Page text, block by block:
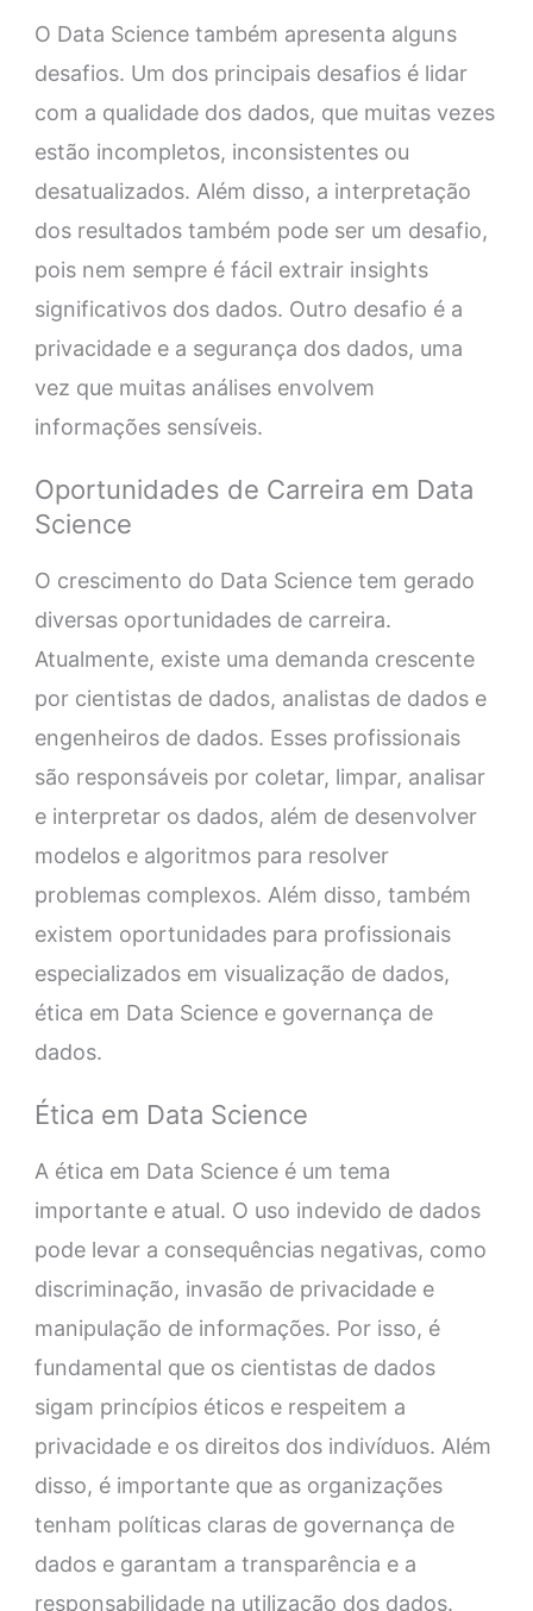
O Data Science também apresenta alguns
desafios. Um dos principais desafios é lidar
com a qualidade dos dados, que muitas vezes
estão incompletos, inconsistentes ou
desatualizados. Além disso, a interpretação
dos resultados também pode ser um desafio,
pois nem sempre é fácil extrair insights
significativos dos dados. Outro desafio é a
privacidade e a segurança dos dados, uma
vez que muitas análises envolvem
informações sensíveis.
Oportunidades de Carreira em Data
Science
O crescimento do Data Science tem gerado
diversas oportunidades de carreira.
Atualmente, existe uma demanda crescente
por cientistas de dados, analistas de dados e
engenheiros de dados. Esses profissionais
são responsáveis por coletar, limpar, analisar
e interpretar os dados, além de desenvolver
modelos e algoritmos para resolver
problemas complexos. Além disso, também
existem oportunidades para profissionais
especializados em visualização de dados,
ética em Data Science e governança de
dados.
Ética em Data Science
A ética em Data Science é um tema
importante e atual. O uso indevido de dados
pode levar a consequências negativas, como
discriminação, invasão de privacidade e
manipulação de informações. Por isso, é
fundamental que os cientistas de dados
sigam princípios éticos e respeitem a
privacidade e os direitos dos indivíduos. Além
disso, é importante que as organizações
tenham políticas claras de governança de
dados e garantam a transparência e a
responsabilidade na utilização dos dados.